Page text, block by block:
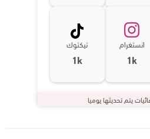
انستغرام
1k
تيكتوك
1k
يتم تحديثها يوميا